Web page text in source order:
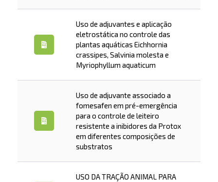
Uso de adjuvantes e aplicação
eletrostática no controle das
plantas aquáticas Eichhornia
crassipes, Salvinia molesta e
Myriophyllum aquaticum
Uso de adjuvante associado a
fomesafen em pré-emergência
para o controle de leiteiro
resistente a inibidores da Protox
em diferentes composições de
substratos
USO DA TRAÇÃO ANIMAL PARA